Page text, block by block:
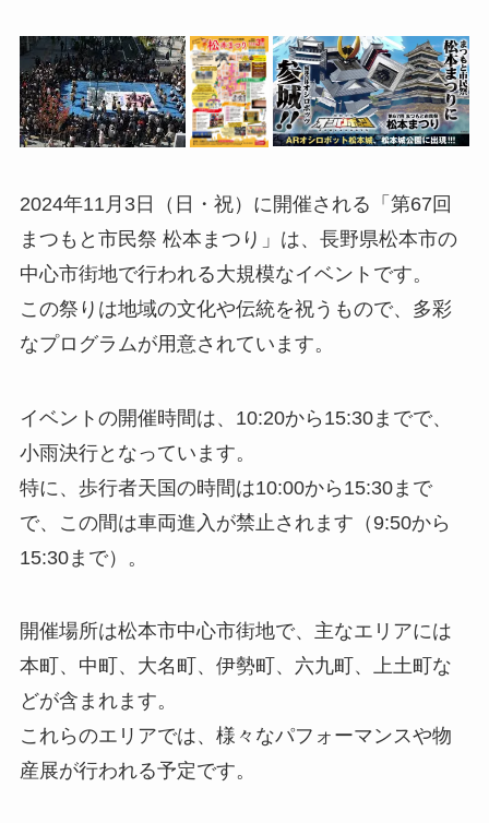
2024年11月3日（日・祝）に開催される「第67回
まつもと市民祭 松本まつり」は、長野県松本市の
中心市街地で行われる大規模なイベントです。
この祭りは地域の文化や伝統を祝うもので、多彩
なプログラムが用意されています。
イベントの開催時間は、10:20から15:30までで、
小雨決行となっています。
特に、歩行者天国の時間は10:00から15:30まで
で、この間は車両進入が禁止されます（9:50から
15:30まで）。
開催場所は松本市中心市街地で、主なエリアには
本町、中町、大名町、伊勢町、六九町、上土町な
どが含まれます。
これらのエリアでは、様々なパフォーマンスや物
産展が行われる予定です。